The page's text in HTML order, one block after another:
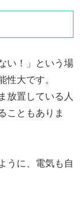
い！」という場
性大です。
放置している人
こともありま
うに、電気も自